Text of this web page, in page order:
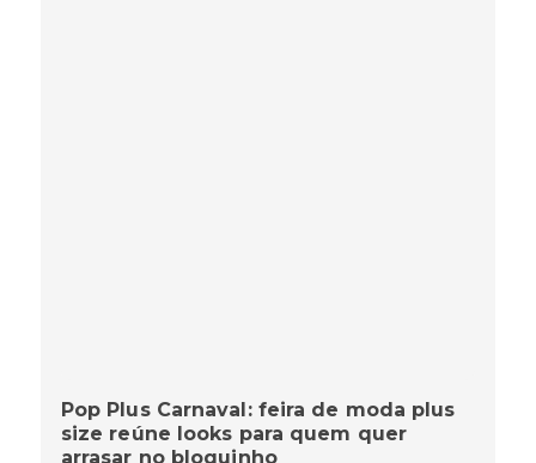
Pop Plus Carnaval: feira de moda plus
size reúne looks para quem quer
arrasar no bloquinho